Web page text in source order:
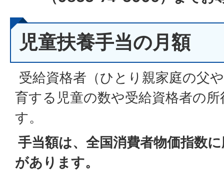
児童扶養手当の月額
受給資格者（ひとり親家庭の父
育する児童の数や受給資格者の
す。
手当額は、全国消費者物価指数
があります。